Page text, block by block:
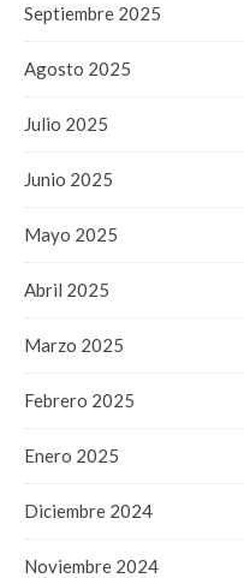
Septiembre 2025
Agosto 2025
Julio 2025
Junio 2025
Mayo 2025
Abril 2025
Marzo 2025
Febrero 2025
Enero 2025
Diciembre 2024
Noviembre 2024